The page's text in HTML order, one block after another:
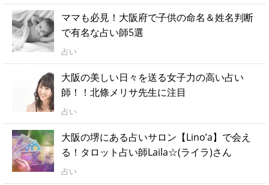
ママも必見！大阪府で子供の命名＆姓名判断
で有名な占い師5選
占い
大阪の美しい日々を送る女子力の高い占い
師！！北條メリサ先生に注目
占い
大阪の堺にある占いサロン【Lino’a】で会え
る！タロット占い師Laila☆(ライラ)さん
占い